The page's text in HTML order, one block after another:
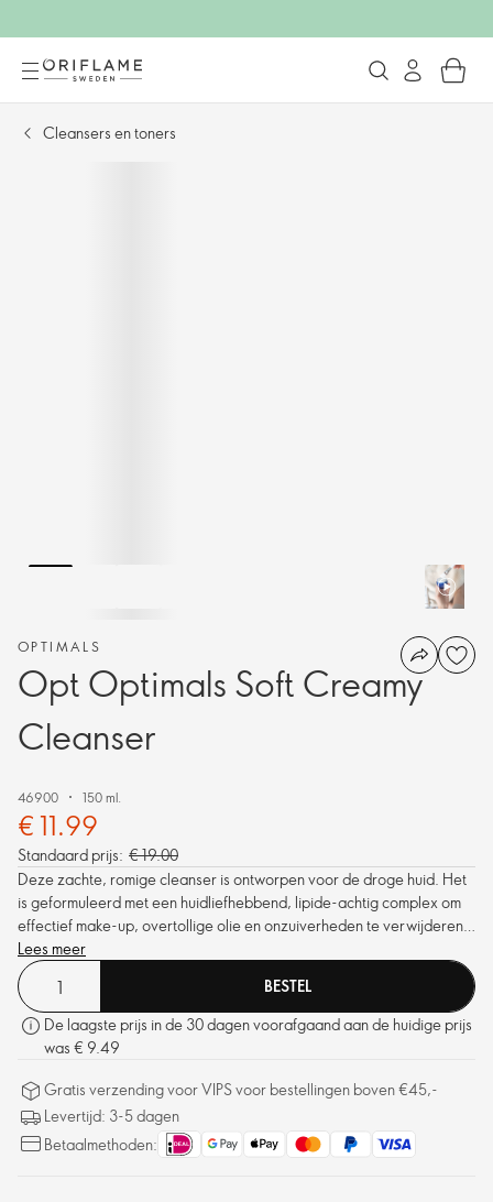
Cleansers en toners
OPTIMALS
Opt Optimals Soft Creamy
Cleanser
46900 150 ml.
€ 11.99
Standaard prijs: € 19.00
Deze zachte, romige cleanser is ontworpen voor de droge huid. Het
is geformuleerd met een huidliefhebbend, lipide-achtig complex om
effectief make-up, overtollige olie en onzuiverheden te verwijderen
zonder de huid uit te drogen.
Lees meer
BESTEL
De laagste prijs in de 30 dagen voorafgaand aan de huidige prijs
was € 9.49
Gratis verzending voor VIPS voor bestellingen boven €45,-
Levertijd: 3-5 dagen
Betaalmethoden: